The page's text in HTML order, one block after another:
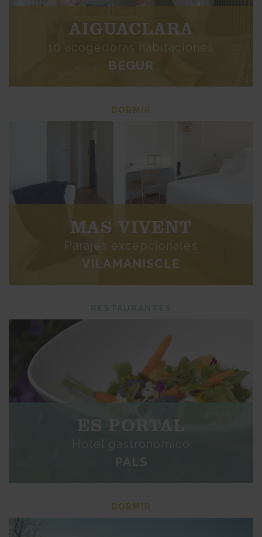
AIGUACLARA
10 acogedoras habitaciones
BEGUR
DORMIR
MAS VIVENT
Parajes excepcionales
VILAMANISCLE
ES PORTAL
Hotel gastronómico
PALS
DORMIR